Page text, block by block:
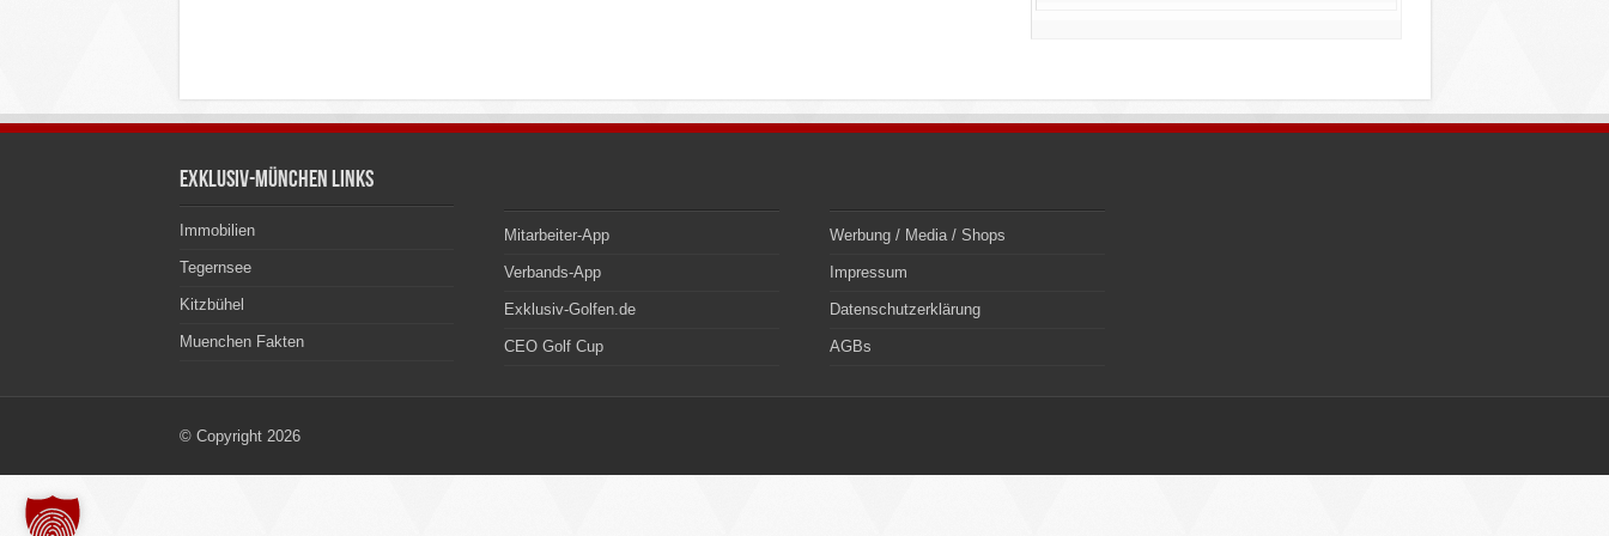
Exklusiv-München Links
Immobilien
Tegernsee
Kitzbühel
Muenchen Fakten
Mitarbeiter-App
Verbands-App
Exklusiv-Golfen.de
CEO Golf Cup
Werbung / Media / Shops
Impressum
Datenschutzerklärung
AGBs
© Copyright 2026